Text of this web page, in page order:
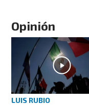
Opinión
LUIS RUBIO